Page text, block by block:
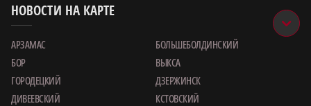
НОВОСТИ НА КАРТЕ
АРЗАМАС
БОЛЬШЕБОЛДИНСКИЙ
БОР
ВЫКСА
ГОРОДЕЦКИЙ
ДЗЕРЖИНСК
ДИВЕЕВСКИЙ
КСТОВСКИЙ